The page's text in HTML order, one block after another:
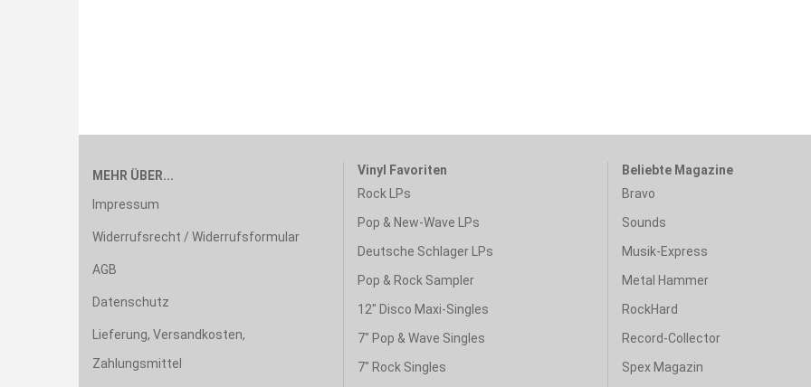
MEHR ÜBER...
Impressum
Widerrufsrecht / Widerrufsformular
AGB
Datenschutz
Lieferung, Versandkosten,
Zahlungsmittel
Vinyl Favoriten
Rock LPs
Pop & New-Wave LPs
Deutsche Schlager LPs
Pop & Rock Sampler
12" Disco Maxi-Singles
7" Pop & Wave Singles
7" Rock Singles
Beliebte Magazine
Bravo
Sounds
Musik-Express
Metal Hammer
RockHard
Record-Collector
Spex Magazin